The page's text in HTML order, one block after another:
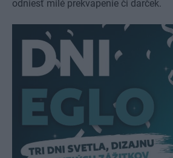
odniesť milé prekvapenie či darček.